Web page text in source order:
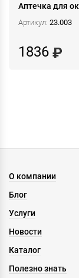
Аптечка для
Артикул: 23.003
1836
О компании
Блог
Услуги
Новости
Каталог
Полезно знать